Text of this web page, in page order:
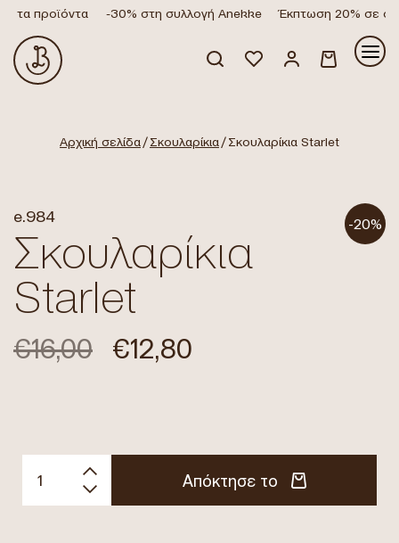
τα προϊόντα -30% στη συλλογή Anekke Έκπτωση 20% σε
Αρχική σελίδα/Σκουλαρίκια/ Σκουλαρίκια Starlet
-20%
e.984
Σκουλαρίκια
Starlet
€16,00 €12,80
Απόκτησε το